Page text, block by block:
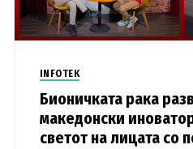
INFOTEK
Бионичката рака
македонски
светот на лицата со